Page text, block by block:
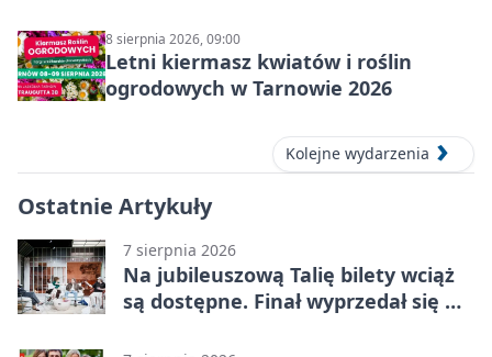
8 sierpnia 2026, 09:00
Letni kiermasz kwiatów i roślin
ogrodowych w Tarnowie 2026
Kolejne wydarzenia
Ostatnie Artykuły
7 sierpnia 2026
Na jubileuszową Talię bilety wciąż
są dostępne. Finał wyprzedał się w